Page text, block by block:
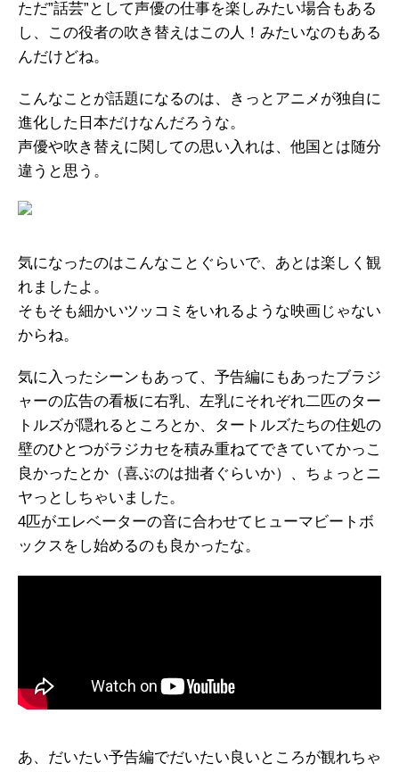
ただ”話芸”として声優の仕事を楽しみたい場合もある
し、この役者の吹き替えはこの人！みたいなのもある
んだけどね。
こんなことが話題になるのは、きっとアニメが独自に
進化した日本だけなんだろうな。
声優や吹き替えに関しての思い入れは、他国とは随分
違うと思う。
気になったのはこんなことぐらいで、あとは楽しく観
れましたよ。
そもそも細かいツッコミをいれるような映画じゃない
からね。
気に入ったシーンもあって、予告編にもあったブラジ
ャーの広告の看板に右乳、左乳にそれぞれ二匹のター
トルズが隠れるところとか、タートルズたちの住処の
壁のひとつがラジカセを積み重ねてできていてかっこ
良かったとか（喜ぶのは拙者ぐらいか）、ちょっとニ
ヤっとしちゃいました。
4匹がエレベーターの音に合わせてヒューマビートボ
ックスをし始めるのも良かったな。
あ、だいたい予告編でだいたい良いところが観れちゃ